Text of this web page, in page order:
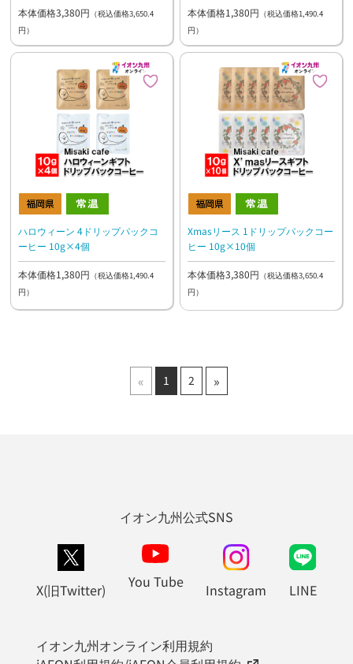
本体価格3,380円 （税込価格3,650.4
円）
本体価格1,380円 （税込価格1,490.4
円）
ハロウィーン 4ドリップパックコ
ーヒー 10g×4個
本体価格1,380円 （税込価格1,490.4
円）
Xmasリース 1ドリップパックコー
ヒー 10g×10個
本体価格3,380円 （税込価格3,650.4
円）
« 1 2 »
イオン九州公式SNS
X(旧Twitter) You Tube Instagram LINE
イオン九州オンライン利用規約